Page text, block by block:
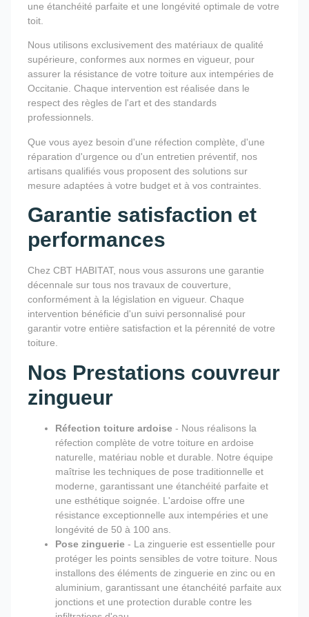
une étanchéité parfaite et une longévité optimale de votre
toit.
Nous utilisons exclusivement des matériaux de qualité
supérieure, conformes aux normes en vigueur, pour
assurer la résistance de votre toiture aux intempéries de
Occitanie. Chaque intervention est réalisée dans le
respect des règles de l'art et des standards
professionnels.
Que vous ayez besoin d'une réfection complète, d'une
réparation d'urgence ou d'un entretien préventif, nos
artisans qualifiés vous proposent des solutions sur
mesure adaptées à votre budget et à vos contraintes.
Garantie satisfaction et
performances
Chez CBT HABITAT, nous vous assurons une garantie
décennale sur tous nos travaux de couverture,
conformément à la législation en vigueur. Chaque
intervention bénéficie d'un suivi personnalisé pour
garantir votre entière satisfaction et la pérennité de votre
toiture.
Nos Prestations couvreur
zingueur
Réfection toiture ardoise - Nous réalisons la
réfection complète de votre toiture en ardoise
naturelle, matériau noble et durable. Notre équipe
maîtrise les techniques de pose traditionnelle et
moderne, garantissant une étanchéité parfaite et
une esthétique soignée. L'ardoise offre une
résistance exceptionnelle aux intempéries et une
longévité de 50 à 100 ans.
Pose zinguerie - La zinguerie est essentielle pour
protéger les points sensibles de votre toiture. Nous
installons des éléments de zinguerie en zinc ou en
aluminium, garantissant une étanchéité parfaite aux
jonctions et une protection durable contre les